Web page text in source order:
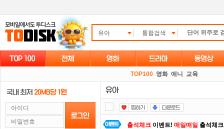
유아 통합검색
TOP100 영화 애니 교육
출석체크 이벤트! 매일매일 출석체